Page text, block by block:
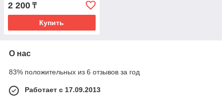
2 200 ₸
Купить
О нас
83% положительных из 6 отзывов за год
Работает с 17.09.2013